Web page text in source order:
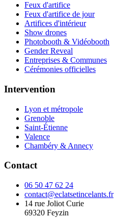
Feux d'artifice
Feux d'artifice de jour
Artifices d'intérieur
Show drones
Photobooth & Vidéobooth
Gender Reveal
Entreprises & Communes
Cérémonies officielles
Intervention
Lyon et métropole
Grenoble
Saint-Étienne
Valence
Chambéry & Annecy
Contact
06 50 47 62 24
contact@eclatsetincelants.fr
14 rue Joliot Curie
69320 Feyzin